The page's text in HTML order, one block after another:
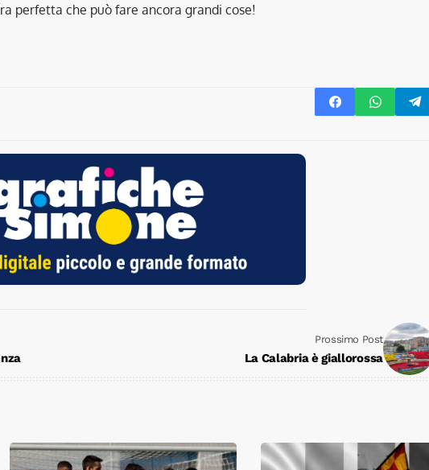
perfetta che può fare ancora grandi cose!
Prossimo Post
La Calabria è giallorossa